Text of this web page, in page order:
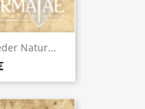
Natur...